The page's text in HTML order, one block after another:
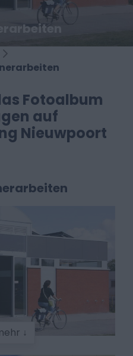
Fotoalbum
auf
Nieuwpoort
↓